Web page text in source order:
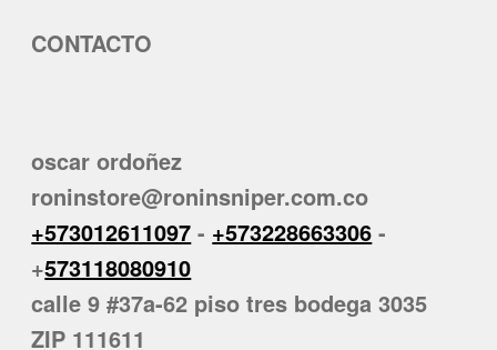
CONTACTO
oscar ordoñez
roninstore@roninsniper.com.co
+573012611097 - +573228663306 -
+573118080910
calle 9 #37a-62 piso tres bodega 3035
ZIP 111611